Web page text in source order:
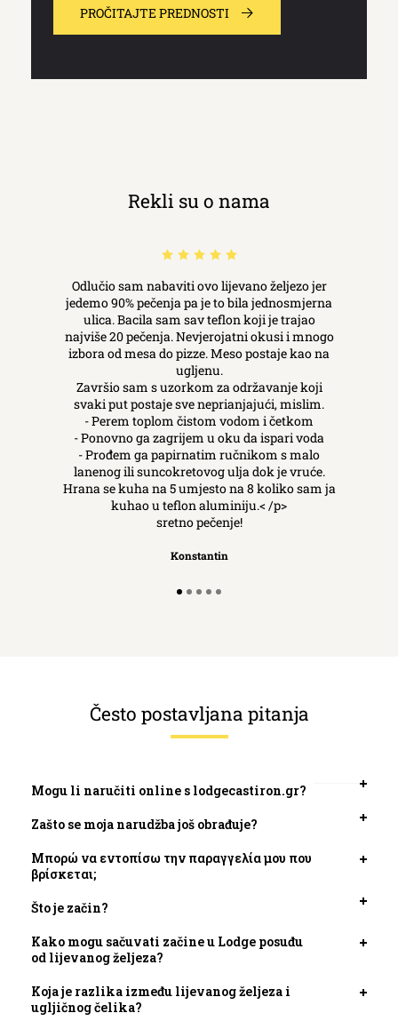
PROČITAJTE PREDNOSTI
Rekli su o nama
Odlučio sam nabaviti ovo lijevano željezo jer
jedemo 90% pečenja pa je to bila jednosmjerna
ulica. Bacila sam sav teflon koji je trajao
najviše 20 pečenja. Nevjerojatni okusi i mnogo
izbora od mesa do pizze. Meso postaje kao na
ugljenu.
Završio sam s uzorkom za održavanje koji
svaki put postaje sve neprianjajući, mislim.
- Perem toplom čistom vodom i četkom
- Ponovno ga zagrijem u oku da ispari voda
- Prođem ga papirnatim ručnikom s malo
lanenog ili suncokretovog ulja dok je vruće.
Hrana se kuha na 5 umjesto na 8 koliko sam ja
kuhao u teflon aluminiju.< /p>
sretno pečenje!
Konstantin
Često postavljana pitanja
Mogu li naručiti online s lodgecastiron.gr?
karticu
Zašto se moja narudžba još obrađuje?
karticu
Μπορώ να εντοπίσω την παραγγελία μου που
βρίσκεται;
karticu
Što je začin?
karticu
Kako mogu sačuvati začine u Lodge posuđu
od lijevanog željeza?
Koja je razlika između lijevanog željeza i
ugljičnog čelika?